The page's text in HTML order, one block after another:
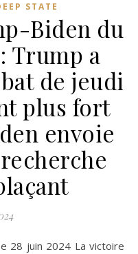
STATE
Biden du
Trump a
de jeudi
plus fort
envoie